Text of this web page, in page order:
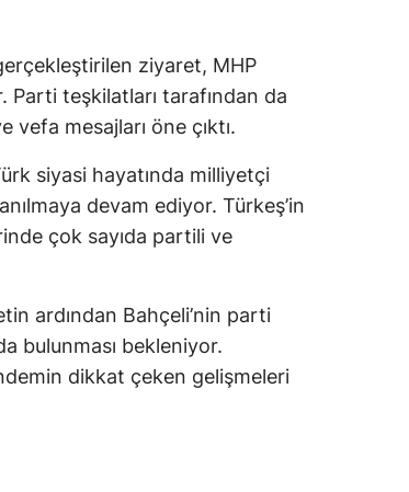
ziyaret, MHP
Parti teşkilatları tarafından da
mesajları öne çıktı.
siyasi hayatında milliyetçi
devam ediyor. Türkeş’in
çok sayıda partili ve
ardından Bahçeli’nin parti
bulunması bekleniyor.
dikkat çeken gelişmeleri